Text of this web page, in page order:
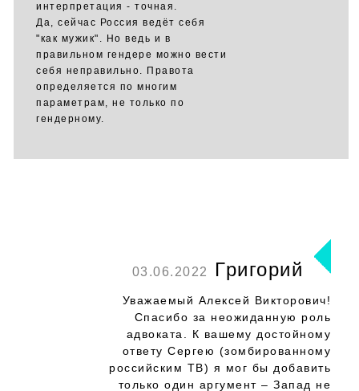
интерпретация - точная.
Да, сейчас Россия ведёт себя
"как мужик". Но ведь и в
правильном гендере можно вести
себя неправильно. Правота
определяется по многим
параметрам, не только по
гендерному.
03.06.2022 Григорий
Уважаемый Алексей Викторович!
Спасибо за неожиданную роль
адвоката. К вашему достойному
ответу Сергею (зомбированному
российским ТВ) я мог бы добавить
только один аргумент – Запад не